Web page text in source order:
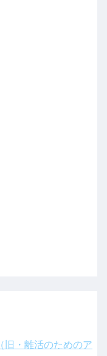
旧・離活のためのア